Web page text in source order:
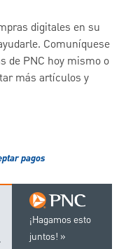
digitales en su
Comuníquese
de PNC hoy mismo o
más artículos y
pagos
¡Hagamos esto
juntos!